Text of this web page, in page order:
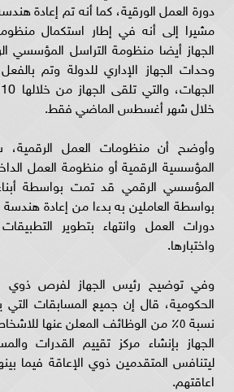
دورة العمل الورقية، كما أنه تم إعادة
مشيرا إلى أنه في إطار استكمال
الجهاز أيضا منظومة التراسل المؤسسي
وحدات الجهاز الإداري للدولة وتم
خلال شهر أغسطس الماضي فقط.
وأوضح أن منظومات العمل الرقمية،
المؤسسية الرقمية أو منظومة العمل
المؤسسي الرقمي قد تمت بواسطة
بواسطة العاملين به بدءا من إعادة هندسة
دورات العمل وانتهاء بتطوير التطبيقات
واختبارها.
وفي توضيح رئيس الجهاز لفرص ذوي
الحكومية، قال إن جميع المسابقات
نسبة ٥٪ من الوظائف المعلن عنها
الجهاز بإنشاء مركز تقييم القدرات
ليتنافس المتقدمين ذوي الإعاقة فيما
اعاقتهم.